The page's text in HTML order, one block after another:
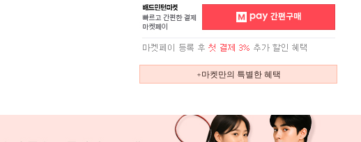
+마켓만의 특별한 혜택